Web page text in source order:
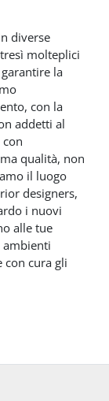
diverse
molteplici
la
con la
addetti al
qualità, non
il luogo
designers,
i nuovi
alle tue
ambienti
con cura gli